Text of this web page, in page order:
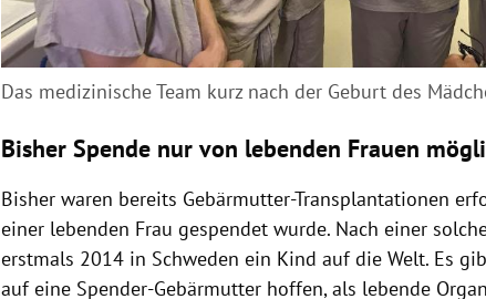
Das medizinische Team kurz nach der Geburt des
Bisher Spende nur von lebenden Frauen
Bisher waren bereits Gebärmutter-Transplantationen
einer lebenden Frau gespendet wurde. Nach einer
erstmals 2014 in Schweden ein Kind auf die Welt. Es
auf eine Spender-Gebärmutter hoffen, als lebende